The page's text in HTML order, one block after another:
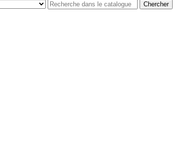
Chercher